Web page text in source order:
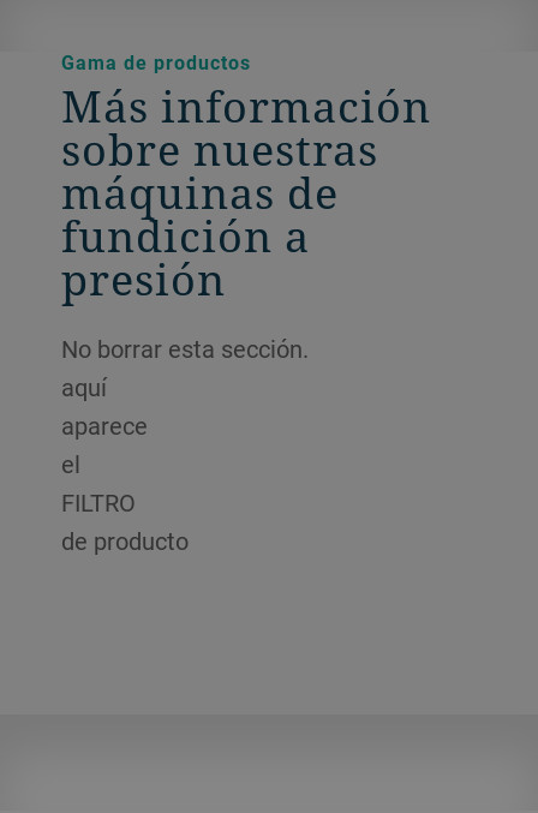
Gama de productos
Más información
sobre nuestras
máquinas de
fundición a
presión
No borrar esta sección.
aquí
aparece
el
FILTRO
de producto